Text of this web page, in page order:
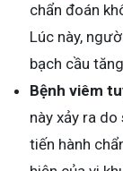
chẩn đoán
Lúc này,
bạch cầu
Bệnh viêm
này xảy ra
tiến hành